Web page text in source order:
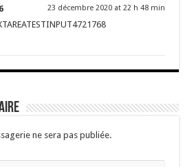
23 décembre 2020 at 22 h 48 min
ne sera pas publiée.